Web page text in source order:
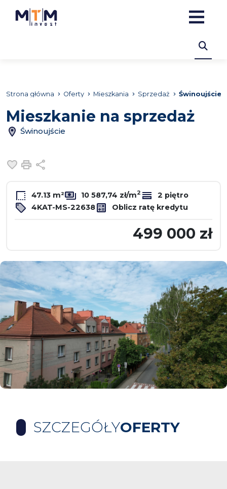
Strona główna Oferty Mieszkania Sprzedaż Świnoujście
Mieszkanie na sprzedaż
Świnoujście
Dodaj do ulubionych
Drukuj
47.13 m² 10 587,74 zł/m2
2 piętro
4KAT-MS-22638
Oblicz ratę kredytu
499 000 zł
SZCZEGÓŁYOFERTY